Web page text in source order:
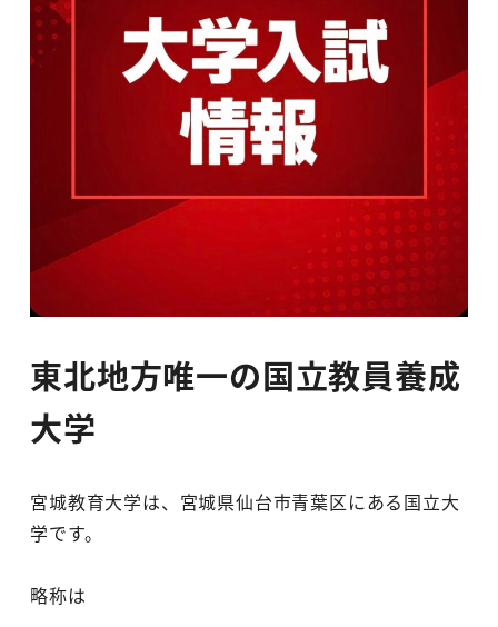
東北地方唯一の国立教員養成
大学
宮城教育大学は、宮城県仙台市青葉区にある国立大
学です。
略称は